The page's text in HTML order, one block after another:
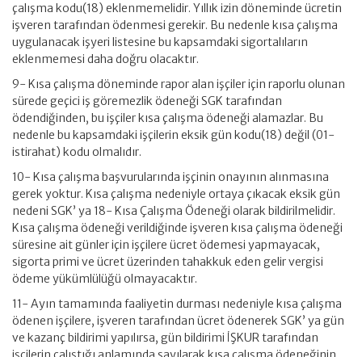
çalışma kodu(18) eklenmemelidir. Yıllık izin döneminde ücretin
işveren tarafından ödenmesi gerekir. Bu nedenle kısa çalışma
uygulanacak işyeri listesine bu kapsamdaki sigortalıların
eklenmemesi daha doğru olacaktır.
9- Kısa çalışma döneminde rapor alan işçiler için raporlu olunan
sürede geçici iş göremezlik ödeneği SGK tarafından
ödendiğinden, bu işçiler kısa çalışma ödeneği alamazlar. Bu
nedenle bu kapsamdaki işçilerin eksik gün kodu(18) değil (01-
istirahat) kodu olmalıdır.
10- Kısa çalışma başvurularında işçinin onayının alınmasına
gerek yoktur. Kısa çalışma nedeniyle ortaya çıkacak eksik gün
nedeni SGK’ ya 18- Kısa Çalışma Ödeneği olarak bildirilmelidir.
Kısa çalışma ödeneği verildiğinde işveren kısa çalışma ödeneği
süresine ait günler için işçilere ücret ödemesi yapmayacak,
sigorta primi ve ücret üzerinden tahakkuk eden gelir vergisi
ödeme yükümlülüğü olmayacaktır.
11- Ayın tamamında faaliyetin durması nedeniyle kısa çalışma
ödenen işçilere, işveren tarafından ücret ödenerek SGK’ ya gün
ve kazanç bildirimi yapılırsa, gün bildirimi İŞKUR tarafından